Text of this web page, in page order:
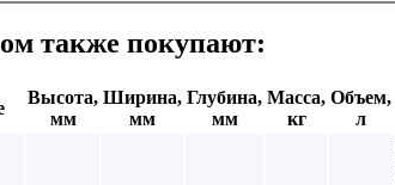
также покупают:
Высота,
мм
Ширина,
мм
Глубина,
мм
Масса,
кг
Объем,
л